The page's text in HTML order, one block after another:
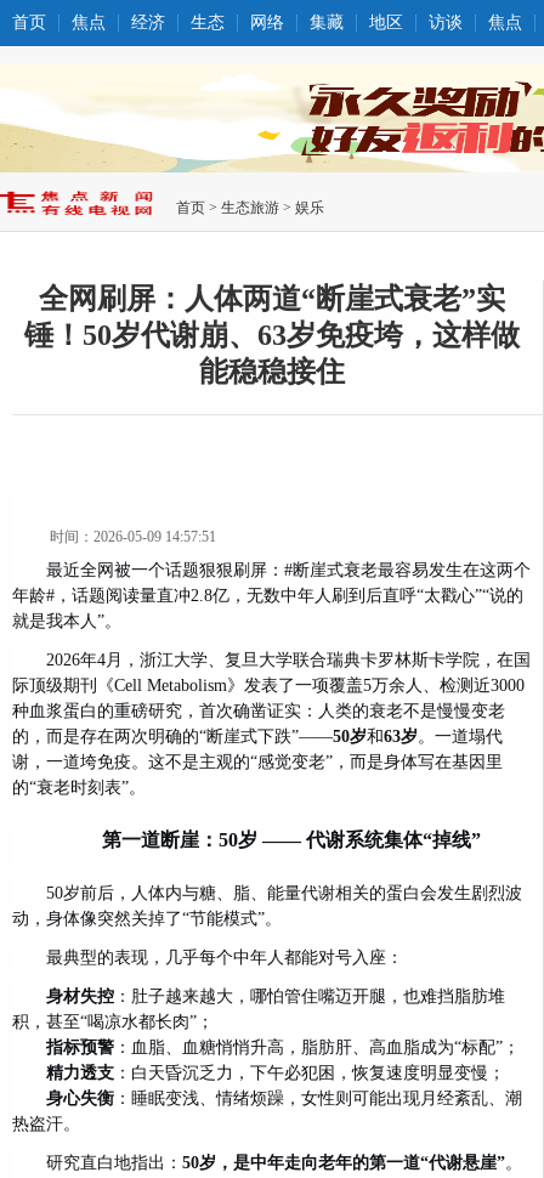
首页 焦点 经济 生态 网络 集藏 地区 访谈 焦点
首页 > 生态旅游 > 娱乐
全网刷屏：人体两道“断崖式衰老”实
锤！50岁代谢崩、63岁免疫垮，这样做
能稳稳接住
时间：2026-05-09 14:57:51
最近全网被一个话题狠狠刷屏：#断崖式衰老最容易发生在这两个
年龄#，话题阅读量直冲2.8亿，无数中年人刷到后直呼“太戳心”“说的
就是我本人”。
2026年4月，浙江大学、复旦大学联合瑞典卡罗林斯卡学院，在国
际顶级期刊《Cell Metabolism》发表了一项覆盖5万余人、检测近3000
种血浆蛋白的重磅研究，首次确凿证实：人类的衰老不是慢慢变老
的，而是存在两次明确的“断崖式下跌”——50岁和63岁。一道塌代
谢，一道垮免疫。这不是主观的“感觉变老”，而是身体写在基因里
的“衰老时刻表”。
第一道断崖：50岁 —— 代谢系统集体“掉线”
50岁前后，人体内与糖、脂、能量代谢相关的蛋白会发生剧烈波
动，身体像突然关掉了“节能模式”。
最典型的表现，几乎每个中年人都能对号入座：
身材失控 ：肚子越来越大，哪怕管住嘴迈开腿，也难挡脂肪堆
积，甚至“喝凉水都长肉”；
指标预警 ：血脂、血糖悄悄升高，脂肪肝、高血脂成为“标配”；
精力透支 ：白天昏沉乏力，下午必犯困，恢复速度明显变慢；
身心失衡 ：睡眠变浅、情绪烦躁，女性则可能出现月经紊乱、潮
热盗汗。
研究直白地指出： 50岁，是中年走向老年的第一道“代谢悬崖”。